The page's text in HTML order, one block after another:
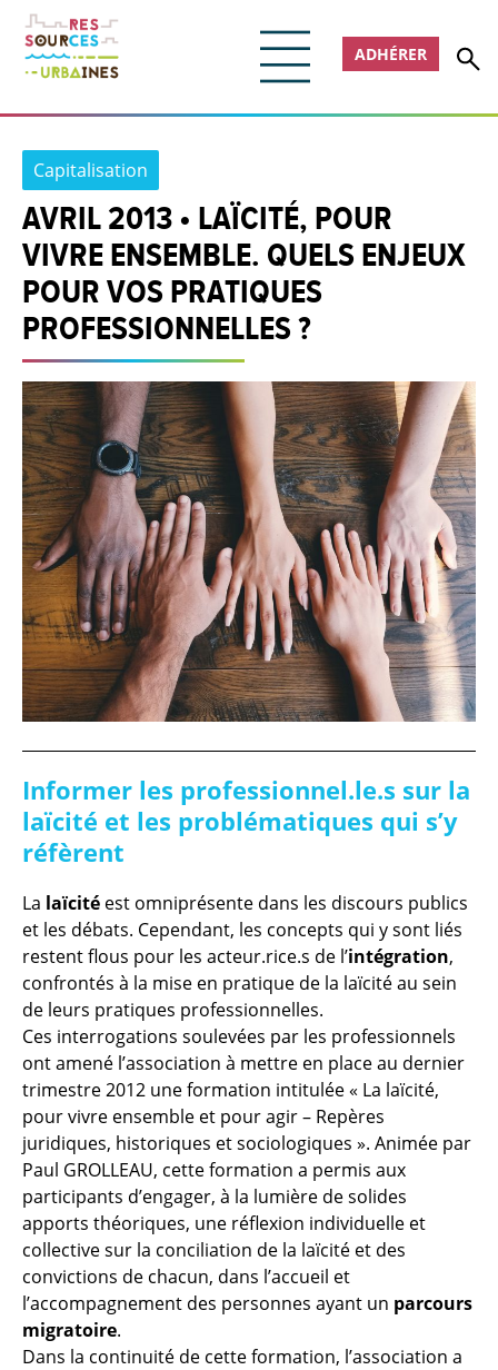
ADHÉRER
Capitalisation
AVRIL 2013 • LAÏCITÉ, POUR
VIVRE ENSEMBLE. QUELS ENJEUX
POUR VOS PRATIQUES
PROFESSIONNELLES ?
Informer les professionnel.le.s sur la
laïcité et les problématiques qui s’y
réfèrent
La laïcité est omniprésente dans les discours publics
et les débats. Cependant, les concepts qui y sont liés
restent flous pour les acteur.rice.s de l’intégration,
confrontés à la mise en pratique de la laïcité au sein
de leurs pratiques professionnelles.
Ces interrogations soulevées par les professionnels
ont amené l’association à mettre en place au dernier
trimestre 2012 une formation intitulée « La laïcité,
pour vivre ensemble et pour agir – Repères
juridiques, historiques et sociologiques ». Animée par
Paul GROLLEAU, cette formation a permis aux
participants d’engager, à la lumière de solides
apports théoriques, une réflexion individuelle et
collective sur la conciliation de la laïcité et des
convictions de chacun, dans l’accueil et
l’accompagnement des personnes ayant un parcours
migratoire.
Dans la continuité de cette formation, l’association a